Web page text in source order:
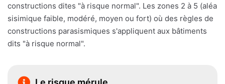
constructions dites "à risque normal". Les zones 2 à 5 (aléa
sisimique faible, modéré, moyen ou fort) où des règles de
constructions parasismiques s'appliquent aux bâtiments
dits "à risque normal".